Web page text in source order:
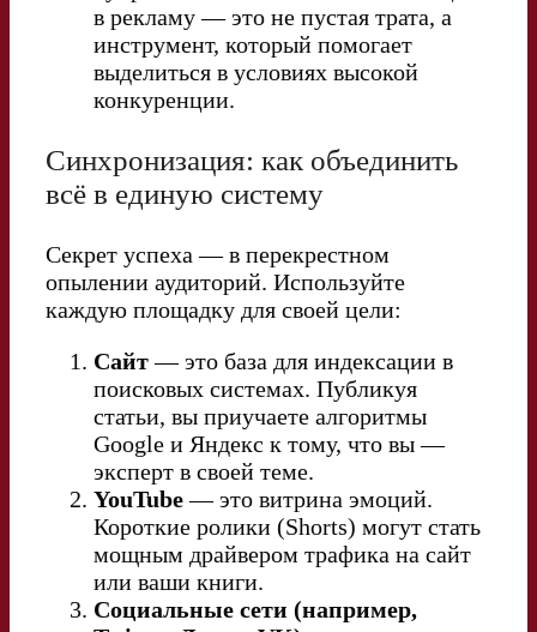
в рекламу — это не пустая трата, а
инструмент, который помогает
выделиться в условиях высокой
конкуренции.
Синхронизация: как объединить
всё в единую систему
Секрет успеха — в перекрестном
опылении аудиторий. Используйте
каждую площадку для своей цели:
Сайт— это база для индексации в
поисковых системах. Публикуя
статьи, вы приучаете алгоритмы
Google и Яндекс к тому, что вы —
эксперт в своей теме.
YouTube— это витрина эмоций.
Короткие ролики (Shorts) могут стать
мощным драйвером трафика на сайт
или ваши книги.
Социальные сети (например,